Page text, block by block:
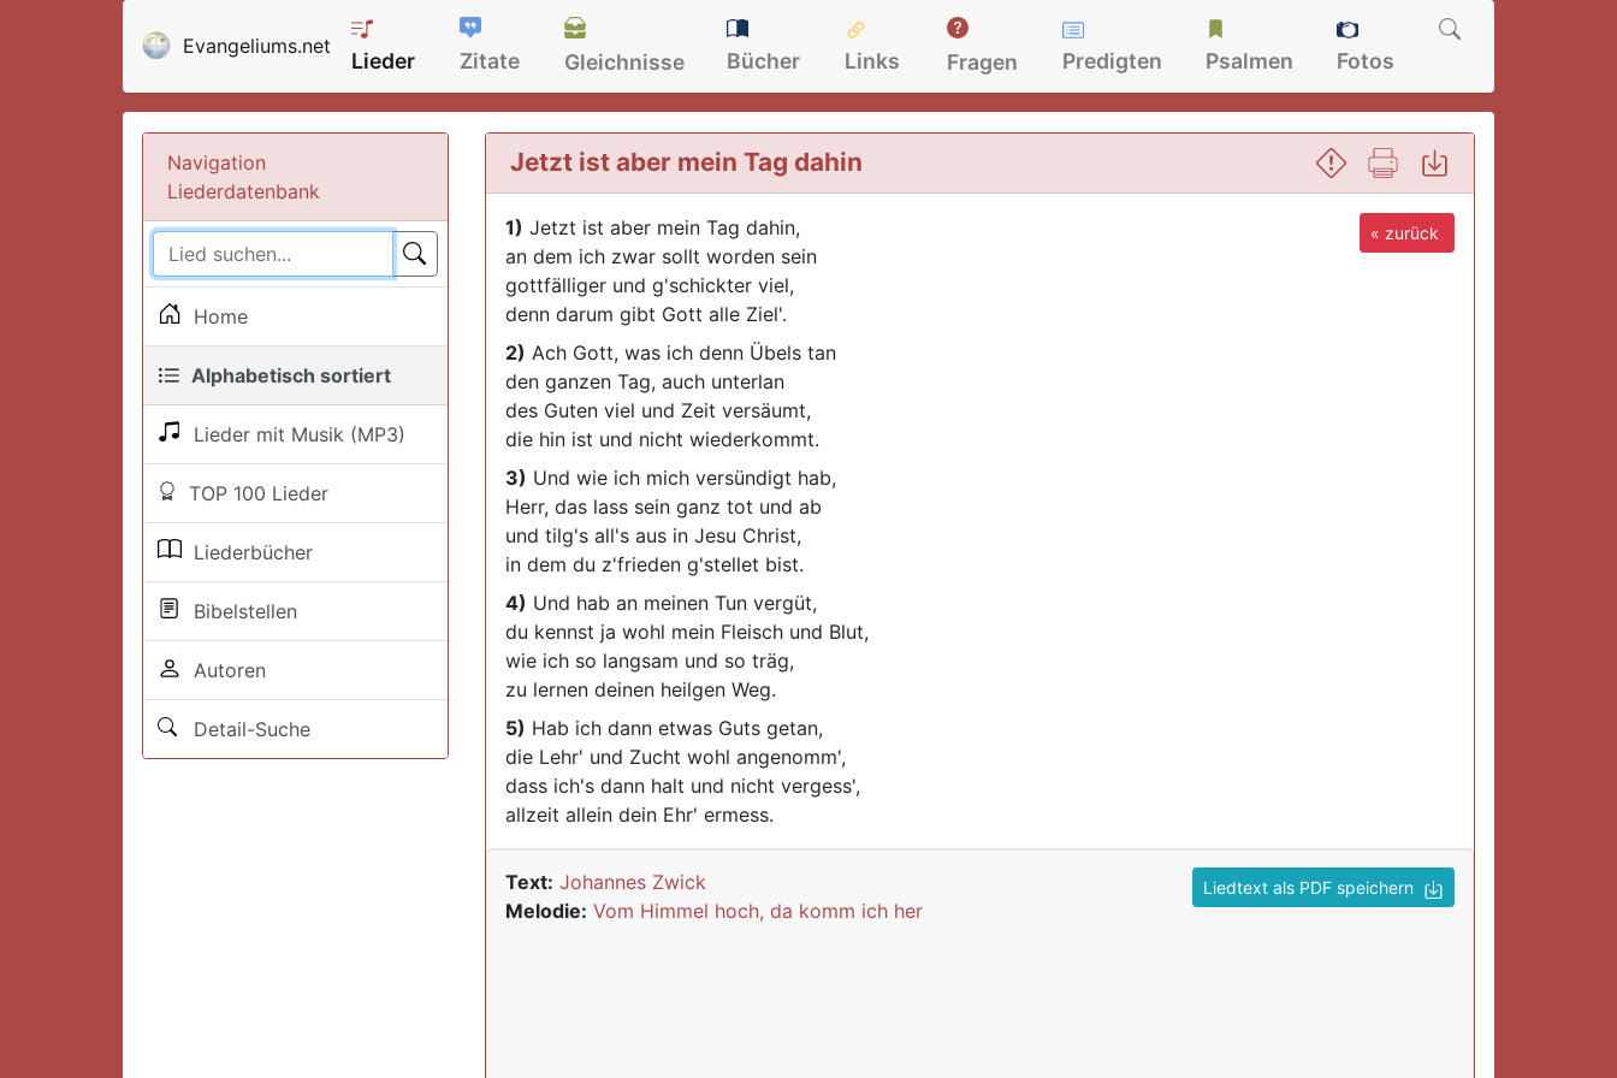
Evangeliums.net
Lieder Zitate Gleichnisse Bücher Links Fragen Predigten Psalmen Fotos
Navigation
Liederdatenbank
Home
Alphabetisch sortiert
Lieder mit Musik (MP3)
TOP 100 Lieder
Liederbücher
Bibelstellen
Autoren
Detail-Suche
Jetzt ist aber mein Tag dahin
« zurück
1) Jetzt ist aber mein Tag dahin,
an dem ich zwar sollt worden sein
gottfälliger und g'schickter viel,
denn darum gibt Gott alle Ziel'.
2) Ach Gott, was ich denn Übels tan
den ganzen Tag, auch unterlan
des Guten viel und Zeit versäumt,
die hin ist und nicht wiederkommt.
3) Und wie ich mich versündigt hab,
Herr, das lass sein ganz tot und ab
und tilg's all's aus in Jesu Christ,
in dem du z'frieden g'stellet bist.
4) Und hab an meinen Tun vergüt,
du kennst ja wohl mein Fleisch und Blut,
wie ich so langsam und so träg,
zu lernen deinen heilgen Weg.
5) Hab ich dann etwas Guts getan,
die Lehr' und Zucht wohl angenomm',
dass ich's dann halt und nicht vergess',
allzeit allein dein Ehr' ermess.
Liedtext als PDF speichern
Text: Johannes Zwick
Melodie: Vom Himmel hoch, da komm ich her